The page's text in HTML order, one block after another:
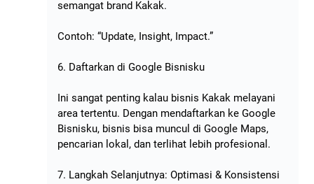
semangat brand Kakak.
Contoh: “Update, Insight, Impact.”
6. Daftarkan di Google Bisnisku
Ini sangat penting kalau bisnis Kakak melayani
area tertentu. Dengan mendaftarkan ke Google
Bisnisku, bisnis bisa muncul di Google Maps,
pencarian lokal, dan terlihat lebih profesional.
7. Langkah Selanjutnya: Optimasi & Konsistensi